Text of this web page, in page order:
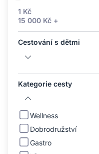
1 Kč
15 000 Kč +
Cestování s dětmi
Kategorie cesty
Wellness
Dobrodružství
Gastro